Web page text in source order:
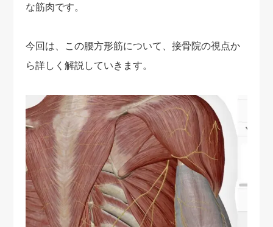
な筋肉です。
今回は、この腰方形筋について、接骨院の視点か
ら詳しく解説していきます。